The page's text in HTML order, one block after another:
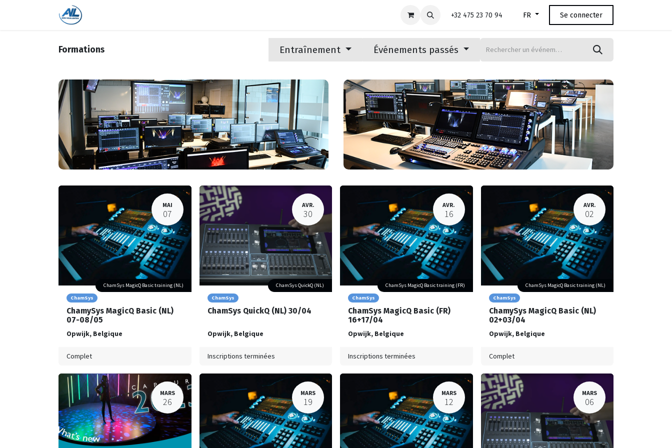
Contactez-nous +32 475 23 70 94 FR Se connecter
Formations Entraînement Événements passés
MAI
07
ChamSys
ChamySys MagicQ Basic (NL)
07-08/05
ChamSys MagicQ Basic training (NL)
Opwijk, Belgique
Complet
AVR.
30
ChamSys
ChamSys QuickQ (NL) 30/04
ChamSys QuickQ (NL)
Opwijk, Belgique
Inscriptions terminées
AVR.
16
ChamSys
ChamSys MagicQ Basic (FR)
16+17/04
ChamSys MagicQ Basic training (FR)
Opwijk, Belgique
Inscriptions terminées
AVR.
02
ChamSys
ChamySys MagicQ Basic (NL)
02+03/04
ChamSys MagicQ Basic training (NL)
Opwijk, Belgique
Complet
MARS
26
MARS
19
MARS
12
MARS
06